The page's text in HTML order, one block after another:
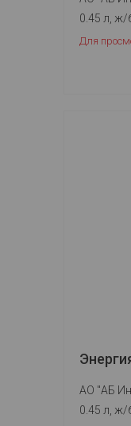
0.45 л, ж/
Для
АО "АБ
0.45 л, ж/